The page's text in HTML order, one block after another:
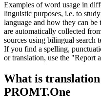
Examples of word usage in
linguistic purposes, i.e. to
language and how they can be
are automatically collected
sources using bilingual search
If you find a spelling,
or translation, use the "Report
What is
PROMT.One